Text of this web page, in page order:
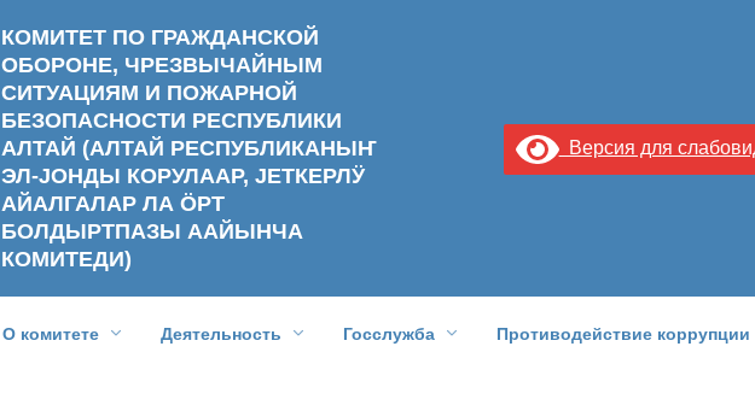
КОМИТЕТ ПО ГРАЖДАНСКОЙ
ОБОРОНЕ, ЧРЕЗВЫЧАЙНЫМ
СИТУАЦИЯМ И ПОЖАРНОЙ
БЕЗОПАСНОСТИ РЕСПУБЛИКИ
АЛТАЙ (АЛТАЙ РЕСПУБЛИКАНЫҤ
ЭЛ-ЈОНДЫ КОРУЛААР, ЈЕТКЕРЛӰ
АЙАЛГАЛАР ЛА ӦРТ
БОЛДЫРТПАЗЫ ААЙЫНЧА
КОМИТЕДИ)
Версия для
О комитете Деятельность Госслужба Противодействие коррупции